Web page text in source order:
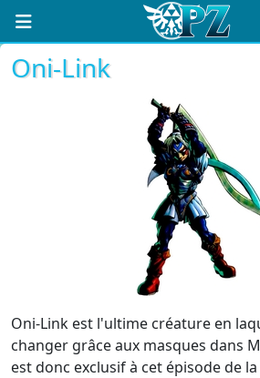
Oni-Link
Oni-Link est l'ultime créature en
changer grâce aux masques dans
est donc exclusif à cet épisode de